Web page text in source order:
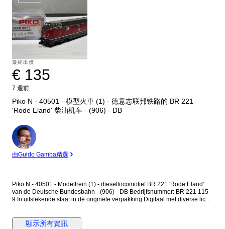
最終出價
€ 135
7 週前
Piko N - 40501 - 模型火車 (1) - 德意志联邦铁路的 BR 221
'Rode Eland' 柴油机车 - (906) - DB
專
家
由Guido Gamba精選
Piko N - 40501 - Modeltrein (1) - diesellocomotief BR 221 'Rode Eland'
van de Deutsche Bundesbahn - (906) - DB Bedrijfsnummer: BR 221 115-
9 In uitstekende staat in de originele verpakking Digitaal met diverse licht
顯示所有資訊